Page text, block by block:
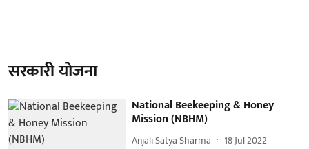
सरकारी योजना
National Beekeeping & Honey
Mission (NBHM)
Anjali Satya Sharma 18 Jul 2022